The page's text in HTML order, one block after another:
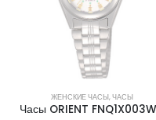
ЖЕНСКИЕ ЧАСЫ,ЧАСЫ
Часы ORIENT